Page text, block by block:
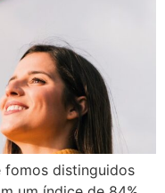
fomos distinguidos